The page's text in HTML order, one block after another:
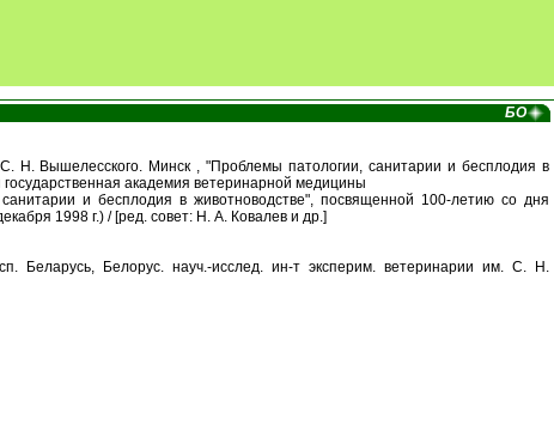
БО
С. Н. Вышелесского. Минск , "Проблемы патологии, санитарии и бесплодия в
академия ветеринарной медицины
и бесплодия в животноводстве", посвященной 100-летию со дня
1998 г.) / [ред. совет: Н. А. Ковалев и др.]
Беларусь, Белорус. науч.-исслед. ин-т эксперим. ветеринарии им. С. Н.